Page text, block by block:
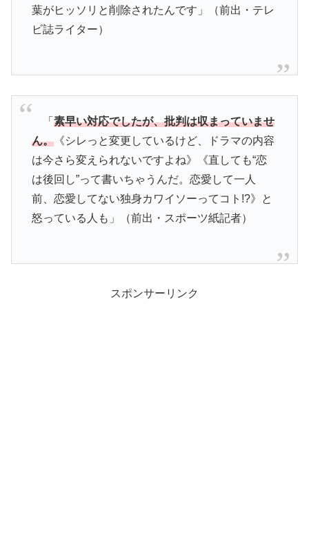
葉がヒッソリと削除されたんです」（前出・テレ
ビ誌ライター）
「 素早い対応でしたが、批判は収まっていませ
ん。《シレっと変更しているけど、ドラマの内容
は今さら変えられないですよね》《直しても“恋
は後回し”って書いちゃうんだ。恋愛して一人
前、恋愛してない独身カワイソーってコト!?》と
怒っている人も」（前出・スポーツ紙記者）
スポンサーリンク